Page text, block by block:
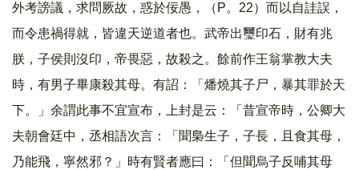
外考謗議，求問厥故，惑於佞愚，（P。22）而以自詿誤，
而令患禍得就，皆違天逆道者也。武帝出璽印石，財有兆
朕，子侯則沒印，帝畏惡，故殺之。餘前作王翁掌教大夫
時，有男子畢康殺其母。有詔：「燔燒其子尸，暴其罪於天
下。」余謂此事不宜宣布，上封是云：「昔宣帝時，公卿大
夫朝會廷中，丞相語次言：「聞梟生子，子長，且食其母，
乃能飛，寧然邪？」時有賢者應曰：「但聞烏子反哺其母